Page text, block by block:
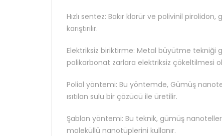
Hızlı sentez: Bakır klorür ve polivinil
karıştırılır.
Elektriksiz biriktirme: Metal büyütme tekniği
polikarbonat zarlara elektriksiz çökeltilmesi
Poliol yöntemi: Bu yöntemde, Gümüş
ısıtılan sulu bir çözücü ile üretilir.
Şablon yöntemi: Bu teknik, gümüş
moleküllü nanotüplerini kullanır.